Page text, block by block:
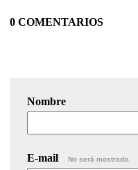
0 COMENTARIOS
Nombre
E-mail No será mostrado.